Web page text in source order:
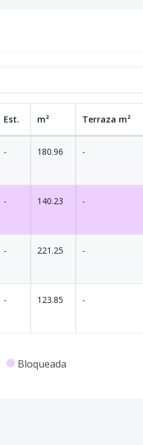
Est. m² Terraza m²
- 180.96 -
- 140.23 -
- 221.25 -
- 123.85 -
Bloqueada